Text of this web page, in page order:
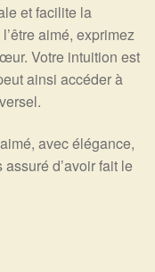
et facilite la
aimé, exprimez
Votre intuition est
ainsi accéder à
avec élégance,
d’avoir fait le